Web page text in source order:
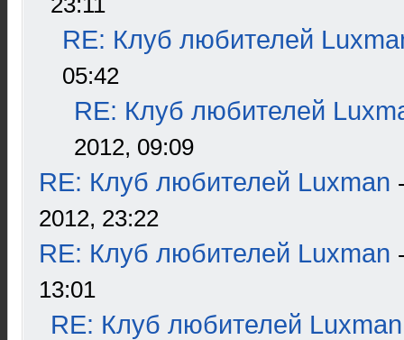
RE: Клуб любителей
05:42
RE: Клуб любителей
2012, 09:09
RE: Клуб любителей Luxman
2012, 23:22
RE: Клуб любителей Luxman
13:01
RE: Клуб любителей Luxman